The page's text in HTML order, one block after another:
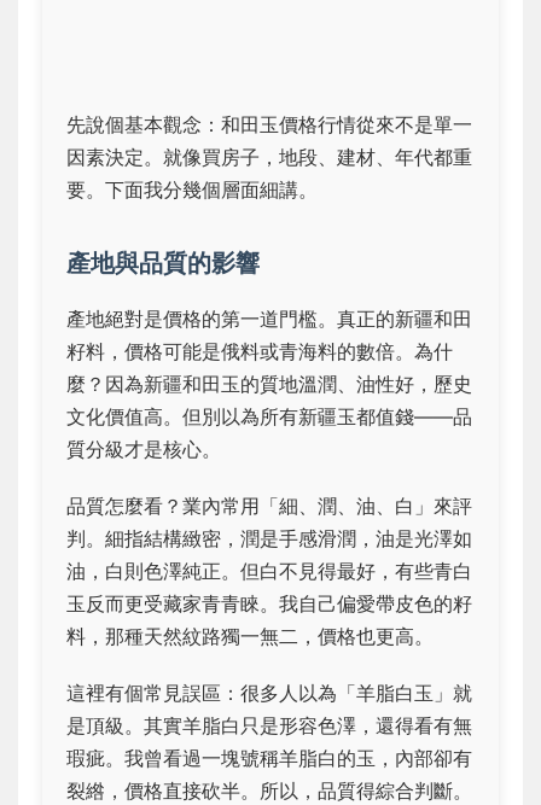
先說個基本觀念：和田玉價格行情從來不是單一
因素決定。就像買房子，地段、建材、年代都重
要。下面我分幾個層面細講。
產地與品質的影響
產地絕對是價格的第一道門檻。真正的新疆和田
籽料，價格可能是俄料或青海料的數倍。為什
麼？因為新疆和田玉的質地溫潤、油性好，歷史
文化價值高。但別以為所有新疆玉都值錢——品
質分級才是核心。
品質怎麼看？業內常用「細、潤、油、白」來評
判。細指結構緻密，潤是手感滑潤，油是光澤如
油，白則色澤純正。但白不見得最好，有些青白
玉反而更受藏家青青睞。我自己偏愛帶皮色的籽
料，那種天然紋路獨一無二，價格也更高。
這裡有個常見誤區：很多人以為「羊脂白玉」就
是頂級。其實羊脂白只是形容色澤，還得看有無
瑕疵。我曾看過一塊號稱羊脂白的玉，內部卻有
裂綹，價格直接砍半。所以，品質得綜合判斷。